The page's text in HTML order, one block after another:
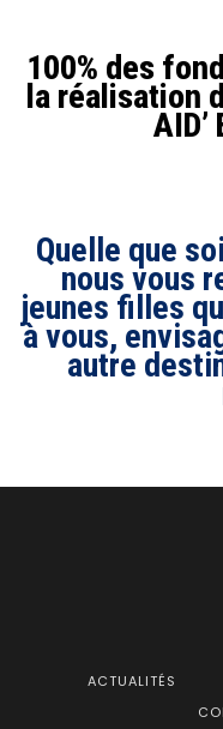
100% des
la réalisation
AID’
Quelle que
nous vous
jeunes filles
à vous,
autre
ACTUALITÉS